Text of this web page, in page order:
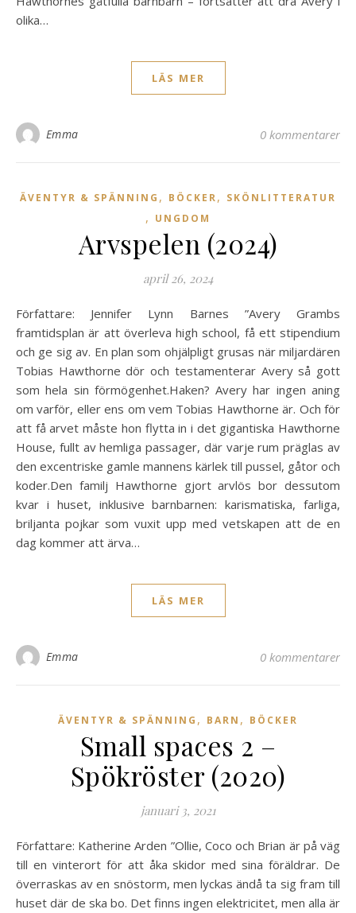
olika…
LÄS MER
Emma 0 kommentarer
ÄVENTYR & SPÄNNING , BÖCKER, SKÖNLITTERATUR
, UNGDOM
Arvspelen (2024)
april 26, 2024
Författare: Jennifer Lynn Barnes ”Avery Grambs
framtidsplan är att överleva high school, få ett stipendium
och ge sig av. En plan som ohjälpligt grusas när miljardären
Tobias Hawthorne dör och testamenterar Avery så gott
som hela sin förmögenhet.Haken? Avery har ingen aning
om varför, eller ens om vem Tobias Hawthorne är. Och för
att få arvet måste hon flytta in i det gigantiska Hawthorne
House, fullt av hemliga passager, där varje rum präglas av
den excentriske gamle mannens kärlek till pussel, gåtor och
koder.Den familj Hawthorne gjort arvlös bor dessutom
kvar i huset, inklusive barnbarnen: karismatiska, farliga,
briljanta pojkar som vuxit upp med vetskapen att de en
dag kommer att ärva…
LÄS MER
Emma 0 kommentarer
ÄVENTYR & SPÄNNING , BARN , BÖCKER
Small spaces 2 –
Spökröster (2020)
januari 3, 2021
Författare: Katherine Arden ”Ollie, Coco och Brian är på väg
till en vinterort för att åka skidor med sina föräldrar. De
överraskas av en snöstorm, men lyckas ändå ta sig fram till
huset där de ska bo. Det finns ingen elektricitet, men alla är